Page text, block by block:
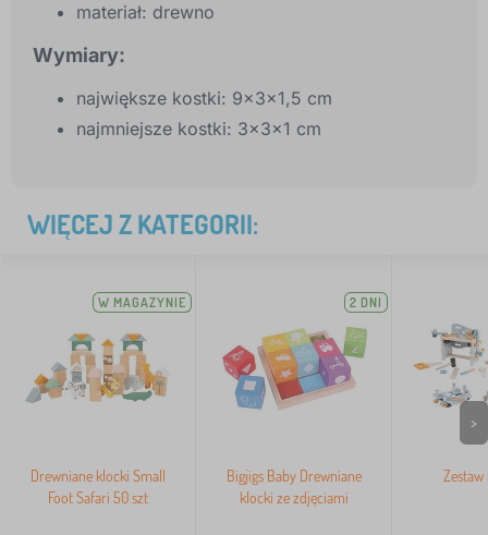
materiał: drewno
Wymiary:
największe kostki: 9x3x1,5 cm
najmniejsze kostki: 3x3x1 cm
WIĘCEJ Z KATEGORII:
W MAGAZYNIE
Drewniane klocki Small
Foot Safari 50 szt
2 DNI
Bigjigs Baby Drewniane
klocki ze zdjęciami
>